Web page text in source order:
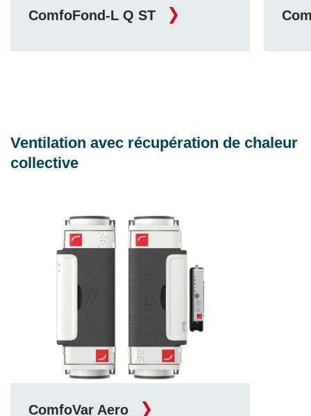
ComfoClime
Ventilation avec récupération de chaleur
collective
ComfoVar Aero